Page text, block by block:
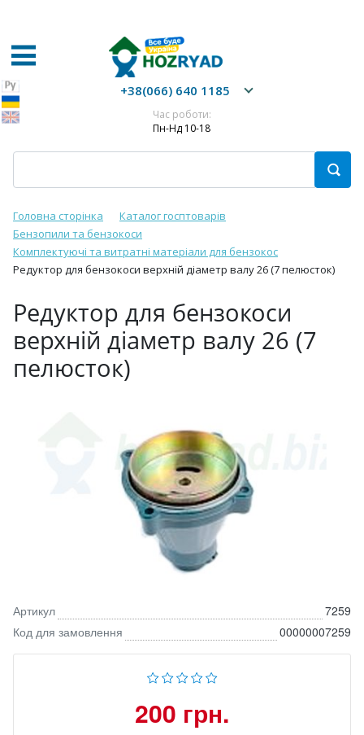
+38(066) 640 1185
Час роботи:
Пн-Нд 10-18
Головна сторінка
Каталог госптоварів
Бензопили та бензокоси
Комплектуючі та витратні матеріали для бензокос
Редуктор для бензокоси верхній діаметр валу 26 (7 пелюсток)
Редуктор для бензокоси
верхній діаметр валу 26 (7
пелюсток)
Артикул
7259
Код для замовлення
00000007259
200 грн.